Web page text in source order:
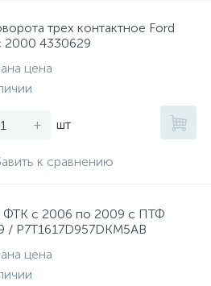
трех контактное Ford
2000 4330629
цена
+ шт
к сравнению
ФТК с 2006 по 2009 с ПТФ
/ P7T1617D957DKM5AB
цена